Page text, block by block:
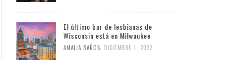
El último bar de lesbianas de
Wisconsin está en Milwaukee
AMALIA BAÑOS DICIEMBRE 1, 2022